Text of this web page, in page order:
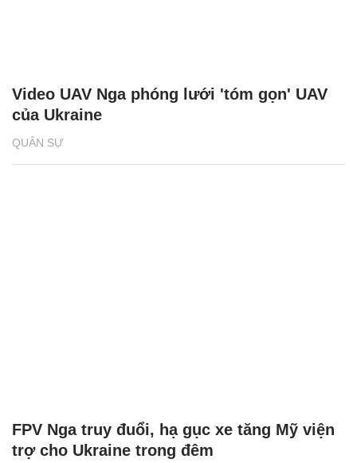
QUÂN SỰ
Video UAV Nga phóng lưới 'tóm gọn' UAV
của Ukraine
FPV Nga truy đuổi, hạ gục xe tăng Mỹ viện
trợ cho Ukraine trong đêm